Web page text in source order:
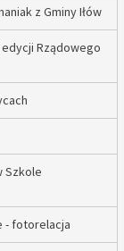
z Gminy Iłów
edycji Rządowego
Szkole
- fotorelacja